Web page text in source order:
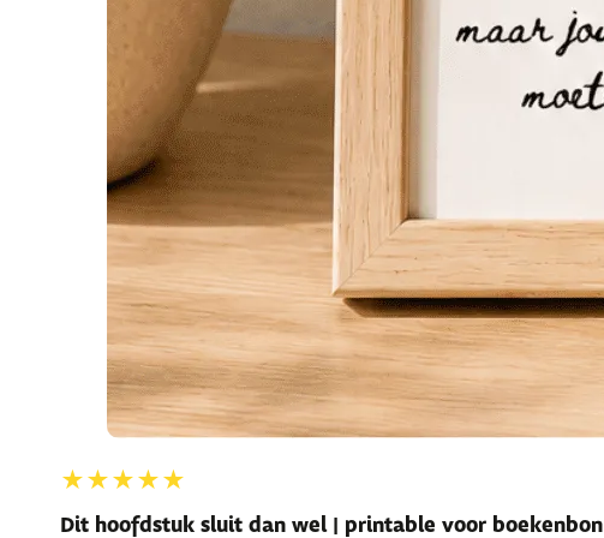
★★★★★
Dit hoofdstuk sluit dan wel | printable voor boekenbon